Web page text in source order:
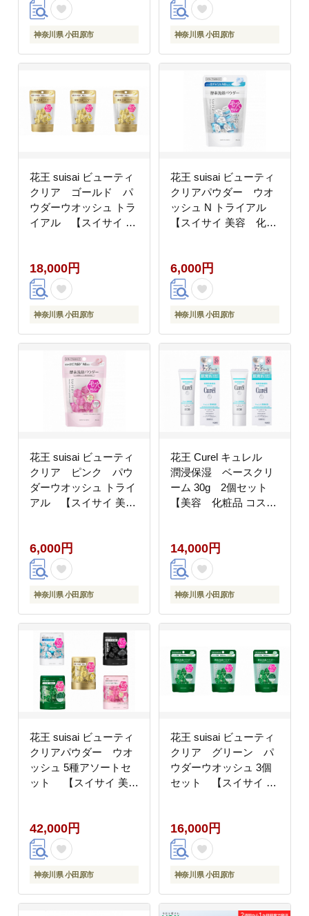
プ 乾燥 敏感肌 乾燥肌
紫外線 セラミドケア
保湿 潤い うるおい
ケミカル 無香料 無着
ガースクワラン 肌荒
れ SPF30 医薬部外品
神奈川県 小田原市 】
神奈川県 小田原市
ウダーニキビ 角質 角栓
毛穴 黒ずみ ザラつき
除去 皮脂 分解 肌 さ
カリ くすみ 炭 モ
ロッコ溶岩クレイ ヒア
ルロン酸Na 個包装
トラベル 旅行 黒
15個×3 神奈川県 小田
神奈川県 小田原市
花王 suisai ビューティ
クリア ゴールド パ
ウダーウオッシュ トラ
イアル 【スイサイ 美
酵素洗顔 パウダー 角栓
毛穴 黒ずみ 除去 皮脂
分解 肌 保湿 潤い
うるおい つるつる
酸Na モイスチャー
アボカド油 個包装
トラベル 旅行 金
15個 神奈川県 小田原
18,000円
神奈川県 小田原市
花王 suisai ビューティ
クリアパウダー ウオ
ッシュ N トライアル
【スイサイ 美容 化粧
顔 パウダー 透明感 ニ
キビ 角質 角栓 毛穴 黒
ずみ ザラつき 除去 皮
脂 分解 肌 保湿 ヒア
トラベル 旅行 15個
神奈川県 小田原市】
6,000円
神奈川県 小田原市
花王 suisai ビューティ
クリア ピンク パウ
ダーウオッシュ トライ
アル 【スイサイ 美
酵素洗顔 パウダー 角質
角栓 毛穴 黒ずみ 除去
皮脂 吸着 肌 保湿 潤
い うるおい しっと
ン酸Na モイスチャ
ー かさつき テカ
リ 個包装 トラベル
旅行 モモ果汁 ピン
ク 15個 神奈川県 小
田原市】
6,000円
神奈川県 小田原市
花王 Curel キュレル
潤浸保湿 ベースクリ
ーム 30g 2個セット
【美容 化粧品 コスメ
クリーム トーンアッ
プ 乾燥 敏感肌 乾燥肌
紫外線 セラミドケア
保湿 潤い うるおい
ケミカル 無香料 無着
ガースクワラン 肌荒
れ SPF30 医薬部外品
神奈川県 小田原市 】
14,000円
神奈川県 小田原市
花王 suisai ビューティ
クリアパウダー ウオ
ッシュ 5種アソートセ
ット 【スイサイ 美
酵素洗顔 パウダー 個包
装 トラベル 旅行 32
個×5 神奈川県 小田原
市】
42,000円
神奈川県 小田原市
花王 suisai ビューティ
クリア グリーン パ
ウダーウオッシュ 3個
セット 【スイサイ 美
酵素洗顔 パウダー 角質
角栓 毛穴 黒ずみ 皮
脂 除去 ニキビ さっ
ぱり つるつる
Na モイスチャー か
16,000円
神奈川県 小田原市